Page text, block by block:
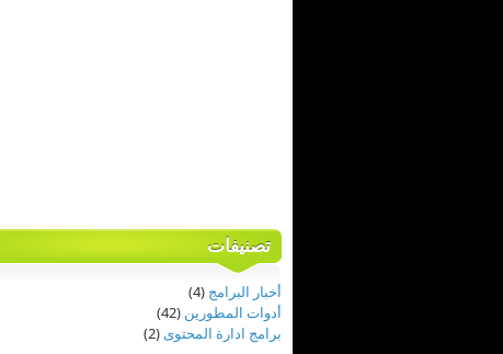
تصنيفات
أخبار البرامج (4)
أدوات المطورين (42)
برامج ادارة المحتوى(2)